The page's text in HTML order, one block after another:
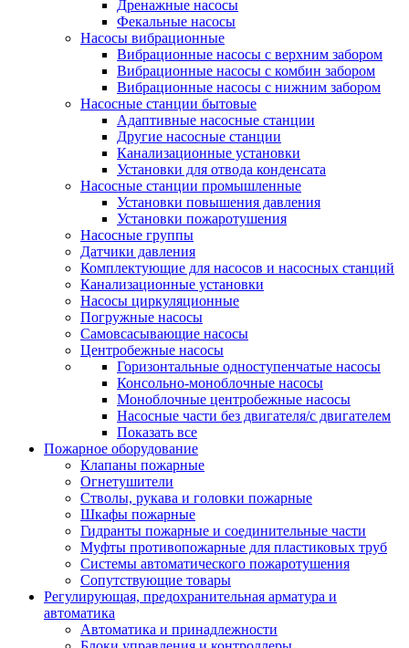
Дренажные насосы
Фекальные насосы
Насосы вибрационные
Вибрационные насосы с верхним забором
Вибрационные насосы с комбин забором
Вибрационные насосы с нижним забором
Насосные станции бытовые
Адаптивные насосные станции
Другие насосные станции
Канализационные установки
Установки для отвода конденсата
Насосные станции промышленные
Установки повышения давления
Установки пожаротушения
Насосные группы
Датчики давления
Комплектующие для насосов и насосных станций
Канализационные установки
Насосы циркуляционные
Погружные насосы
Самовсасывающие насосы
Центробежные насосы
Горизонтальные одноступенчатые насосы
Консольно-моноблочные насосы
Моноблочные центробежные насосы
Насосные части без двигателя/с двигателем
Показать все
Пожарное оборудование
Клапаны пожарные
Огнетушители
Стволы, рукава и головки пожарные
Шкафы пожарные
Гидранты пожарные и соединительные части
Муфты противопожарные для пластиковых труб
Системы автоматического пожаротушения
Сопутствующие товары
Регулирующая, предохранительная арматура и
автоматика
Автоматика и принадлежности